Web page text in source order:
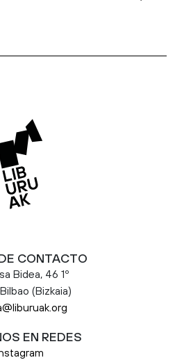
CONTACTO
Bidea, 46 1º
(Bizkaia)
EN REDES